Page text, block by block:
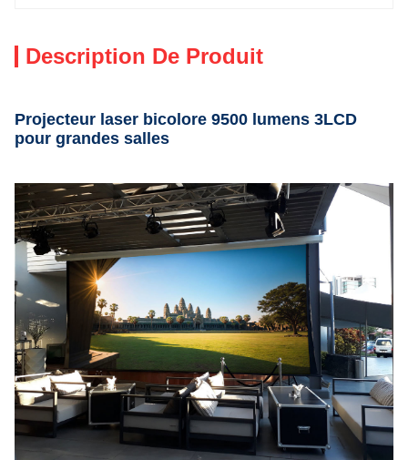
Description De Produit
Projecteur laser bicolore 9500 lumens 3LCD
pour grandes salles